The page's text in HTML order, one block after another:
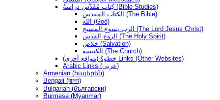
كِتَاب مُقَدَّس دراسةُ (Bible Studies)
الكتاب المقدس (The Bible)
الله (God)
الرب يسوع المسيح (The Lord Jesus Christ)
الروح القدس (The Holy Spirit)
خلاص (Salvation)
الكنيسة (The Church)
(مواقع أخرى) خطوةُ Links (Other Websites)
Arabic Links (عربى)
Armenian (հայերեն)
Bengali (বাংলা)
Bulgarian (български)
Burmese (Myanmar)